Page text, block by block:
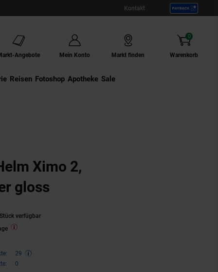
Kontakt
Angebote Mein Konto Markt finden Warenkorb
0
Artikel
Externer Link:
Reisen Externer Link:
Fotoshop Externer Link:
Apotheke Sale
2,
gloss
verfügbar
29
0